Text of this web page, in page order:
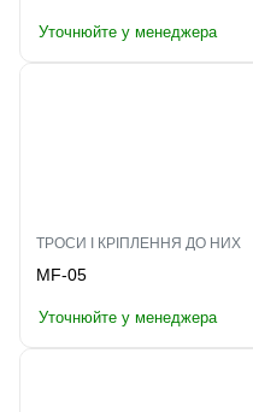
Уточнюйте у менеджера
ТРОСИ І КРІПЛЕННЯ ДО НИХ
MF-05
Уточнюйте у менеджера